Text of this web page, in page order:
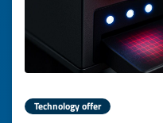
Technology offer